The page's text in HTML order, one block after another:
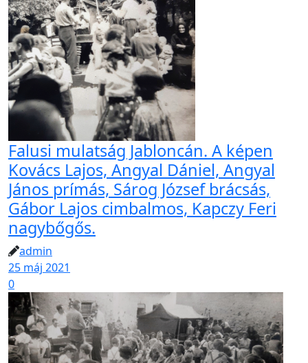
Falusi mulatság Jabloncán. A képen
Kovács Lajos, Angyal Dániel, Angyal
János prímás, Sárog József brácsás,
Gábor Lajos cimbalmos, Kapczy Feri
nagybőgős.
admin
25 máj 2021
0